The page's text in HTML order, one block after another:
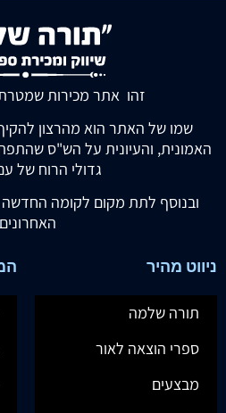
זהו אתר מכירות
שמו של האתר הוא מהרצון
האמונית, והעיונית על הש"ס
גדולי הרוח של
ובנוסף לתת מקום לקומה
ניווט מהיר
תורה שלמה
ספרי הוצאה לאור
מבצעים